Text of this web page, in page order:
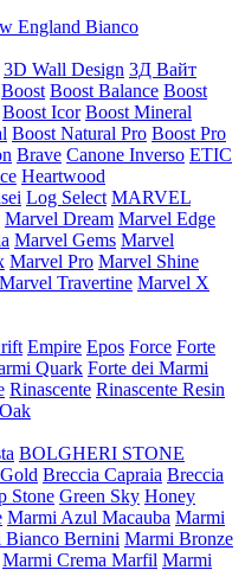
England Bianco
3D Wall Design 3Д Вайт
Boost Boost Balance Boost
Boost Icor Boost Mineral
Boost Natural Pro Boost Pro
Brave Canone Inverso ETIC
Heartwood
Log Select MARVEL
Marvel Dream Marvel Edge
Marvel Gems Marvel
Marvel Pro Marvel Shine
Marvel Travertine Marvel X
Empire Epos Force Forte
Quark Forte dei Marmi
Rinascente Rinascente Resin
BOLGHERI STONE
Breccia Capraia Breccia
Stone Green Sky Honey
Marmi Azul Macauba Marmi
Bianco Bernini Marmi Bronze
Marmi Crema Marfil Marmi